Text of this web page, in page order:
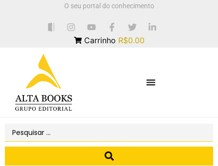
O seu portal do conhecimento
Carrinho R$0.00